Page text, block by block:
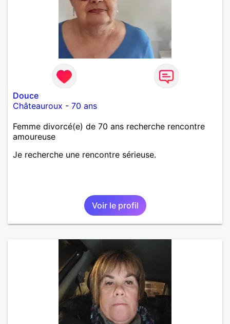
Douce
Châteauroux - 70 ans
Femme divorcé(e) de 70 ans recherche rencontre
amoureuse
Je recherche une rencontre sérieuse.
Voir le profil